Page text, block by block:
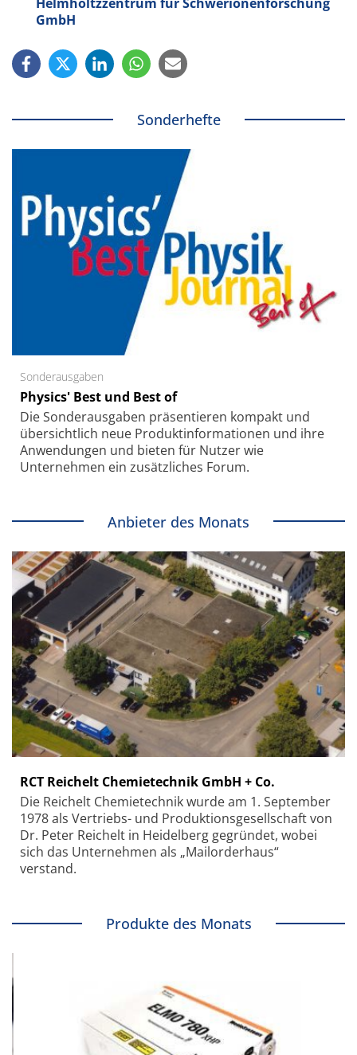
GmbH
Sonderhefte
Sonderausgaben
Physics' Best und Best of
Die Sonder­ausgaben präsentieren kompakt und
übersichtlich neue Produkt­informationen und ihre
Anwendungen und bieten für Nutzer wie
Unternehmen ein zusätzliches Forum.
Anbieter des Monats
RCT Reichelt Chemietechnik GmbH + Co.
Die Reichelt Chemietechnik wurde am 1. September
1978 als Vertriebs- und Produktionsgesellschaft von
Dr. Peter Reichelt in Heidelberg gegründet, wobei
sich das Unternehmen als „Mailorderhaus“
verstand.
Produkte des Monats